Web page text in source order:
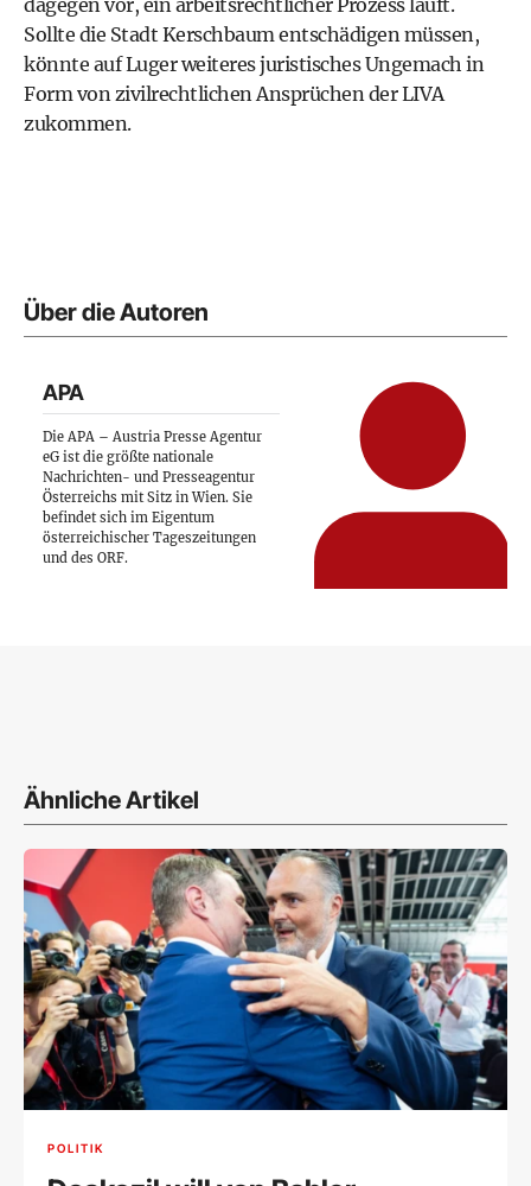
dagegen vor, ein arbeitsrechtlicher Prozess läuft.
Sollte die Stadt Kerschbaum entschädigen müssen,
könnte auf Luger weiteres juristisches Ungemach in
Form von zivilrechtlichen Ansprüchen der LIVA
zukommen.
Über die Autoren
APA
Die APA – Austria Presse Agentur
eG ist die größte nationale
Nachrichten- und Presseagentur
Österreichs mit Sitz in Wien. Sie
befindet sich im Eigentum
österreichischer Tageszeitungen
und des ORF.
Ähnliche Artikel
POLITIK